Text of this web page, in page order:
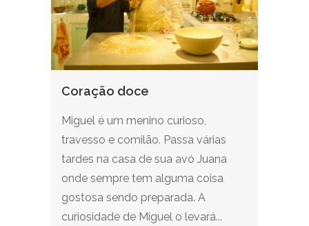
Coração doce
Miguel é um menino curioso,
travesso e comilão. Passa várias
tardes na casa de sua avó Juana
onde sempre tem alguma coisa
gostosa sendo preparada. A
curiosidade de Miguel o levará...